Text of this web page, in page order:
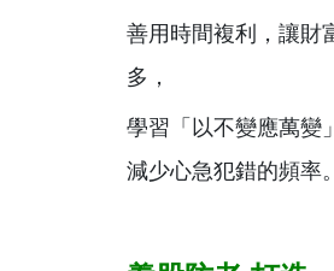
善用時間複利，讓財
多，
學習「以不變應萬變
減少心急犯錯的頻率。